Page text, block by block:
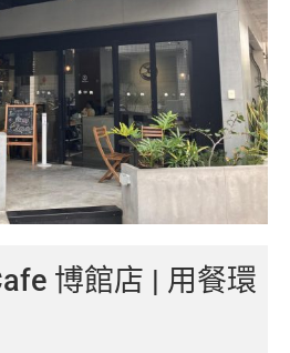
博館店 | 用餐環